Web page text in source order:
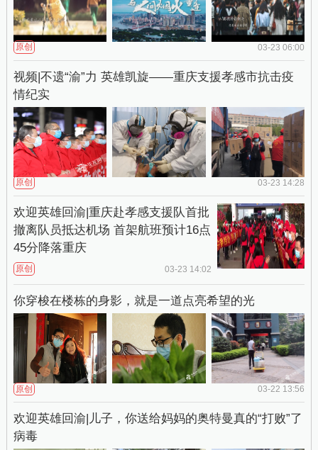
原创 03-23 06:00
视频|不遗“渝”力 英雄凯旋——重庆支援孝感市抗击疫
情纪实
原创 03-23 14:28
欢迎英雄回渝|重庆赴孝感支援队首批
撤离队员抵达机场 首架航班预计16点
45分降落重庆
原创 03-23 14:02
你穿梭在楼栋的身影，就是一道点亮希望的光
原创 03-22 13:56
欢迎英雄回渝|儿子，你送给妈妈的奥特曼真的“打败”了
病毒